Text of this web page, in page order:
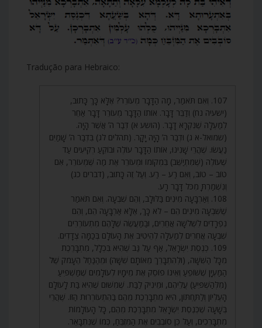
Tradução para Hebraico:
107. וְאִם תֹּאמַר, מָה הַדָּבָר מְעוֹרֵר? אֶלָּא כָּךְ כָּתוּב,
(ישעיה נח) וְדַבֵּר דָּבָר. אוֹתוֹ הַדָּבָר מְעוֹרֵר דָּבָר אַחֵר
לְמַעְלָה שֶׁנִּקְרָא דָבָר. (הושע א) דְּבַר ה’ אֲשֶׁר הָיָה.
(שמואל-א ג) וּדְבַר ה’ הָיָה יָקָר. (תהלים לג) בִּדְבַר ה’ שָׁמַיִם
נַעֲשׂוּ. שֶׁהֲרֵי שָׁנִינוּ, אוֹתוֹ הַדָּבָר עוֹלֶה וּבוֹקֵעַ רְקִיעִים עַד
שֶׁעוֹלֶה (שֶׁמִּתְיַשֵּׁב) בִּמְקוֹמוֹ וּמְעוֹרֵר אֶת מַה שֶּׁמְּעוֹרֵר, אִם
טוֹב – טוֹב, וְאִם רַע – רַע. וְעַל זֶה כָּתוּב, (דברים כג)
וְנִשְׁמַרְתָּ מִכֹּל דָּבָר רָע.
108. וְאַרְבָּעָה מִינִים בַּלּוּלָב, וְהֵם שִׁבְעָה. וְאִם תֹּאמַר
שֶׁשִּׁבְעָה מִינִים הֵם – לֹא כָּךְ, אֶלָּא אַרְבָּעָה הֵם, וְהֵם
נִפְרָדִים לִשְׁלֹשָׁה אֲחֵרִים, וּבַמַּעֲשֶׂה שֶׁלָּהֶם מִתְעוֹרְרִים
שִׁבְעָה אֲחֵרִים לְמַעְלָה לְהֵיטִיב אֶת הָעוֹלָם בְּכַמָּה צְדָדִים.
109. כְּנֶסֶת יִשְׂרָאֵל, אַף עַל גַּב שֶׁהִיא בִּכְלָל, מִתְבָּרֶכֶת
מִכָּל הַשִּׁשָּׁה, (וּלְהִתְבָּרֵךְ מֵאוֹתָם שִׁשָּׁה) וּמֵהַנַּחַל הֶעָמֹק שֶׁל
הַמַּעְיָן שֶׁשּׁוֹפֵעַ וְאֵינוֹ פוֹסֵק אֶת מֵימָיו לְעוֹלָמִים שֶׁמַּשְׁפִּיעַ
(מִלְּהַשְׁפִּיעַ) עֲלֵיהֶם, וּמֵינִיק לַבַּת. שֶׁמִשּׁוּם שֶׁהִיא בַּת לָעוֹלָם
הָעֶלְיוֹן וְלַתַּחְתּוֹן, הִיא מִתְבָּרֶכֶת מֵהֶם בַּהִתְעוֹרְרוּת הַזּוֹ. שֶׁהֲרֵי
בְּשָׁעָה שֶׁכְּנֶסֶת יִשְׂרָאֵל מִתְבָּרֶכֶת מֵהֶם, כָּל הָעוֹלָמוֹת
מִתְבָּרְכִים, וְעַל כֵּן סוֹבְבִים אֶת הַמִּזְבֵּחַ, כְּמוֹ שֶׁנִּתְבָּאֵר.